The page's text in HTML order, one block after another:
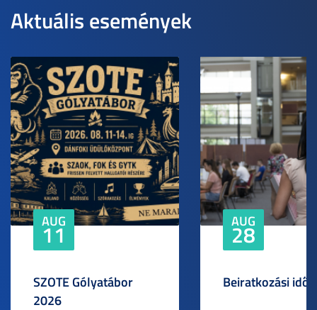
Aktuális események
AUG
11
SZOTE Gólyatábor
2026
AUG
28
Beiratkozási